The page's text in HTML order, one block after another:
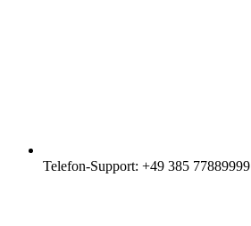
Telefon-Support: +49 385 77889999